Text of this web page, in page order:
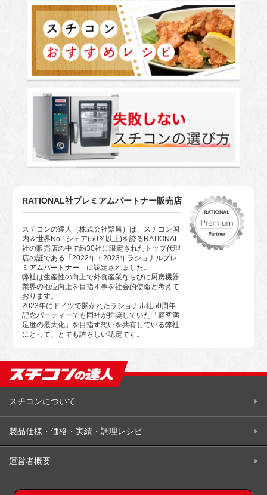
RATIONAL社プレミアムパートナー販売店
スチコンの達人（株式会社繁昌）は、スチコン国
内＆世界No.1シェア(50％以上)を誇るRATIONAL
社の販売店の中で約30社に限定されたトップ代理
店の証である「2022年・2023年ラショナルプレ
ミアムパートナー」に認定されました。
弊社は生産性の向上で外食産業ならびに厨房機器
業界の地位向上を目指す事を社会的使命と考えて
おります。
2023年にドイツで開かれたラショナル社50周年
記念パーティーでも同社が推奨していた「顧客満
足度の最大化」を目指す想いを共有している弊社
にとって、とても誇らしい認定です。
スチコンについて
製品仕様・価格・実績・調理レシビ
運営者概要